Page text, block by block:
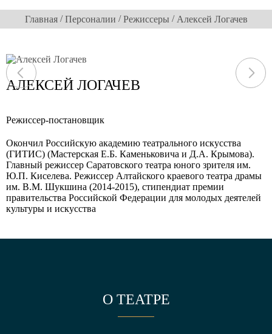
Главная /Персоналии /Режиссеры / Алексей Логачев
АЛЕКСЕЙ ЛОГАЧЕВ
Режиссер-постановщик
Окончил Российскую академию театрального искусства
(ГИТИС) (Мастерская Е.Б. Каменьковича и Д.А. Крымова).
Главный режиссер Саратовского театра юного зрителя им.
Ю.П. Киселева. Режиссер Алтайского краевого театра драмы
им. В.М. Шукшина (2014-2015), стипендиат премии
правительства Российской Федерации для молодых деятелей
культуры и искусства
О ТЕАТРЕ